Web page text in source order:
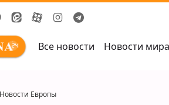
Все новости Новости мира
Новости Европы